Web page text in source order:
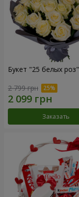
Букет "25 белых роз"
2 799 грн
Заказать